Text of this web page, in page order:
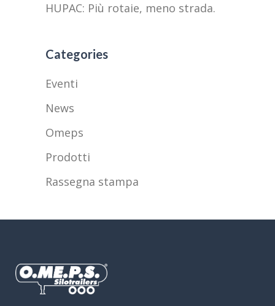
HUPAC: Più rotaie, meno strada.
Categories
Eventi
News
Omeps
Prodotti
Rassegna stampa